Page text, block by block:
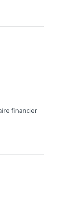
financier